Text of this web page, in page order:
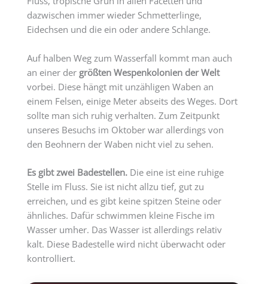
dazwischen immer wieder Schmetterlinge,
Eidechsen und die ein oder andere Schlange.
Auf halben Weg zum Wasserfall kommt man auch
an einer der größten Wespenkolonien der Welt
vorbei. Diese hängt mit unzähligen Waben an
einem Felsen, einige Meter abseits des Weges. Dort
sollte man sich ruhig verhalten. Zum Zeitpunkt
unseres Besuchs im Oktober war allerdings von
den Beohnern der Waben nicht viel zu sehen.
Es gibt zwei Badestellen. Die eine ist eine ruhige
Stelle im Fluss. Sie ist nicht allzu tief, gut zu
erreichen, und es gibt keine spitzen Steine oder
ähnliches. Dafür schwimmen kleine Fische im
Wasser umher. Das Wasser ist allerdings relativ
kalt. Diese Badestelle wird nicht überwacht oder
kontrolliert.